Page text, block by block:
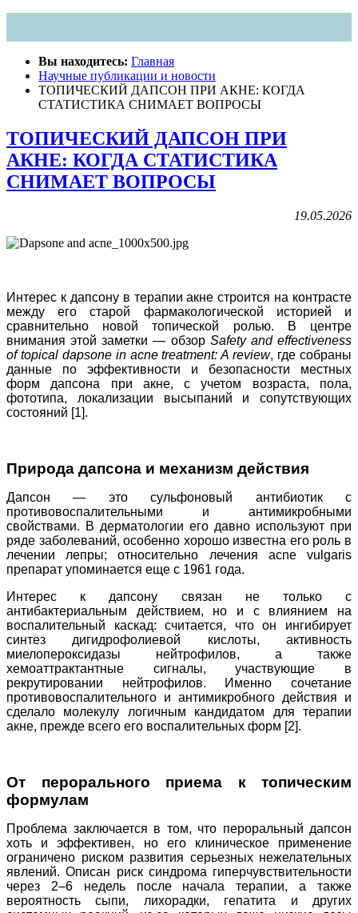
Вы находитесь: Главная
Научные публикации и новости
ТОПИЧЕСКИЙ ДАПСОН ПРИ АКНЕ: КОГДА
СТАТИСТИКА СНИМАЕТ ВОПРОСЫ
ТОПИЧЕСКИЙ ДАПСОН ПРИ
АКНЕ: КОГДА СТАТИСТИКА
СНИМАЕТ ВОПРОСЫ
19.05.2026
Интерес к дапсону в терапии акне строится на контрасте
между его старой фармакологической историей и
сравнительно новой топической ролью. В центре
внимания этой заметки — обзор Safety and effectiveness
of topical dapsone in acne treatment: A review, где собраны
данные по эффективности и безопасности местных
форм дапсона при акне, с учетом возраста, пола,
фототипа, локализации высыпаний и сопутствующих
состояний [1].
Природа дапсона и механизм действия
Дапсон — это сульфоновый антибиотик с
противовоспалительными и антимикробными
свойствами. В дерматологии его давно используют при
ряде заболеваний, особенно хорошо известна его роль в
лечении лепры; относительно лечения acne vulgaris
препарат упоминается еще с 1961 года.
Интерес к дапсону связан не только с
антибактериальным действием, но и с влиянием на
воспалительный каскад: считается, что он ингибирует
синтез дигидрофолиевой кислоты, активность
миелопероксидазы нейтрофилов, а также
хемоаттрактантные сигналы, участвующие в
рекрутировании нейтрофилов. Именно сочетание
противовоспалительного и антимикробного действия и
сделало молекулу логичным кандидатом для терапии
акне, прежде всего его воспалительных форм [2].
От перорального приема к топическим
формулам
Проблема заключается в том, что пероральный дапсон
хоть и эффективен, но его клиническое применение
ограничено риском развития серьезных нежелательных
явлений. Описан риск синдрома гиперчувствительности
через 2–6 недель после начала терапии, а также
вероятность сыпи, лихорадки, гепатита и других